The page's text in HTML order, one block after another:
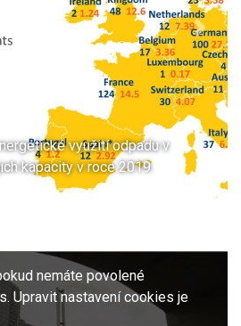
využití odpadu v
kapacity v roce 2019.
Next
nemáte povolené
Upravit nastavení cookies je